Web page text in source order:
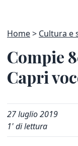
Home Cultura e
Compie
Capri
27 luglio 2019
1' di lettura